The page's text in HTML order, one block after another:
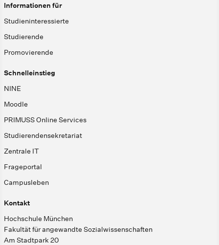
Informationen für
Studieninteressierte
Studierende
Promovierende
Schnelleinstieg
NINE
Moodle
PRIMUSS Online Services
Studierendensekretariat
Zentrale IT
Frageportal
Campusleben
Kontakt
Hochschule München
Fakultät für angewandte Sozialwissenschaften
Am Stadtpark 20